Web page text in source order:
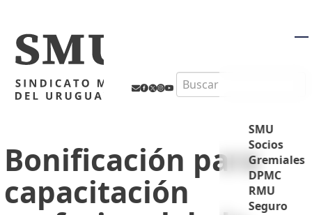
Search
SMU
Socios
Gremiales
DPMC
RMU
Seguro
Bonificación para
capacitación